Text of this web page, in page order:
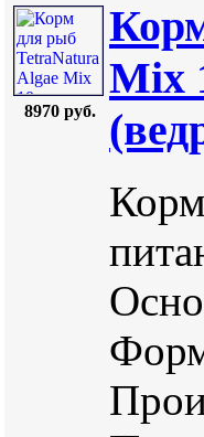
8970 руб.
Mix